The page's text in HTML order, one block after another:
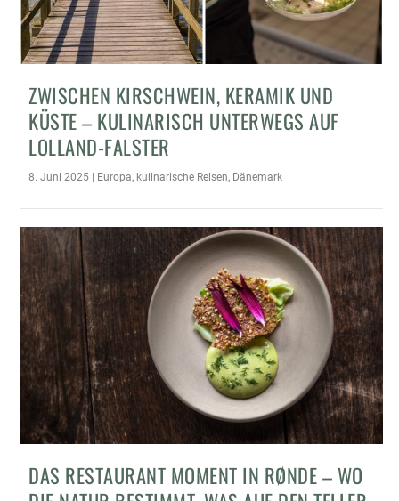
ZWISCHEN KIRSCHWEIN, KERAMIK UND
KÜSTE – KULINARISCH UNTERWEGS AUF
LOLLAND-FALSTER
8. Juni 2025 | Europa, kulinarische Reisen, Dänemark
DAS RESTAURANT MOMENT IN RØNDE – WO